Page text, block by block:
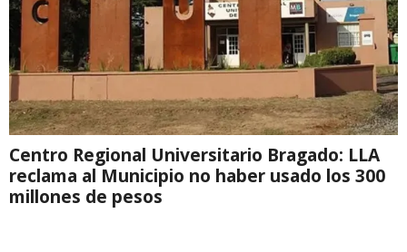
Centro Regional Universitario Bragado: LLA
reclama al Municipio no haber usado los 300
millones de pesos